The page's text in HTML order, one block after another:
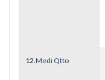
12.Medi Qtto